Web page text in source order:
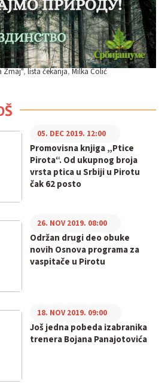
Zmaj" lista čekanja Milka Colić
Promovisna knjiga „Ptice
Pirota“. Od ukupnog broja
vrsta ptica u Srbiji u Pirotu
čak 62 posto
05. DEC 2019. 12:00
Održan drugi deo obuke
novih Osnova programa za
vaspitače u Pirotu
26. NOV 2019. 08:00
Još jedna pobeda izabranika
trenera Bojana Panajotovića
18. NOV 2019. 09:00